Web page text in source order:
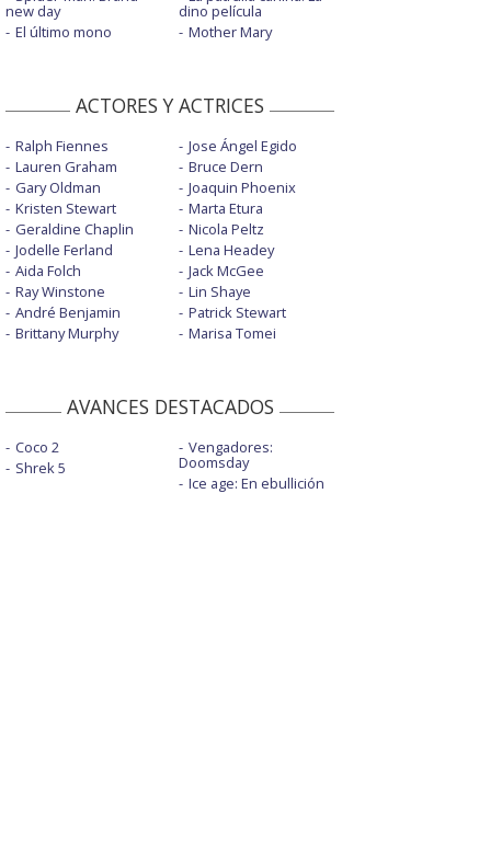
new day
El último mono
dino película
Mother Mary
ACTORES Y ACTRICES
Ralph Fiennes
Lauren Graham
Gary Oldman
Kristen Stewart
Geraldine Chaplin
Jodelle Ferland
Aida Folch
Ray Winstone
André Benjamin
Brittany Murphy
Jose Ángel Egido
Bruce Dern
Joaquin Phoenix
Marta Etura
Nicola Peltz
Lena Headey
Jack McGee
Lin Shaye
Patrick Stewart
Marisa Tomei
AVANCES DESTACADOS
Coco 2
Shrek 5
Vengadores:
Doomsday
Ice age: En ebullición